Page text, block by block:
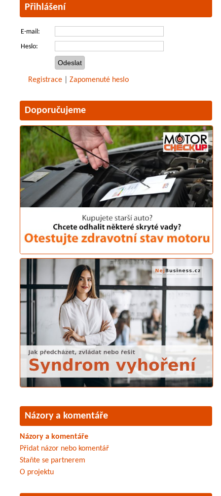
Přihlášení
E-mail:
Heslo:
Registrace Zapomenuté heslo
Doporučujeme
Názory a komentáře
Názory a komentáře
Přidat názor nebo komentář
Staňte se partnerem
O projektu